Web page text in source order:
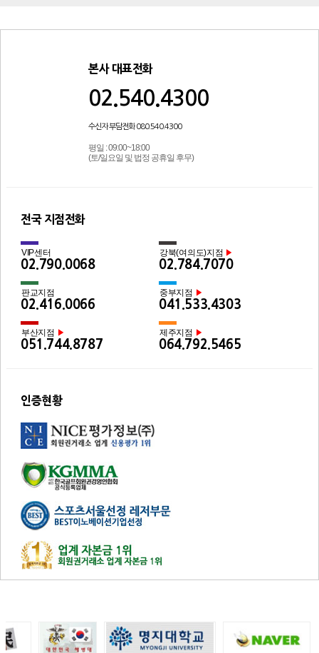
본사 대표전화
02.540.4300
수신자 부담전화 080.540.4300
평일 : 09:00~18:00
(토/일요일 및 법정 공휴일 후무)
전국 지점전화
VIP센터
02.790.0068
강북(여의도)지점 ▶
02.784.7070
판교지점
02.416.0066
중부지점 ▶
041.533.4303
부산지점 ▶
051.744.8787
제주지점 ▶
064.792.5465
인증현황